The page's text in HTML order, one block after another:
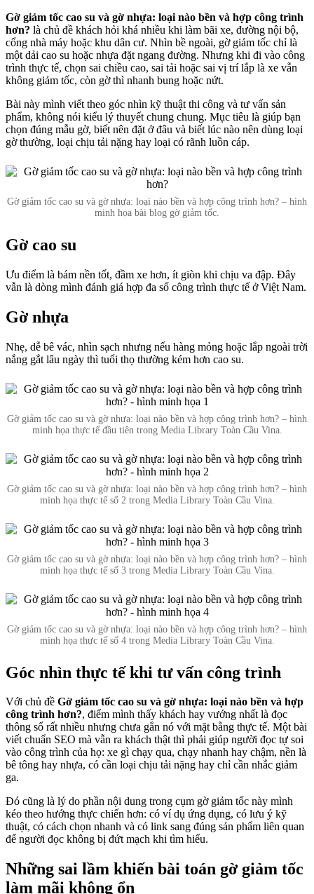
Gờ giảm tốc cao su và gờ nhựa: loại nào bền và hợp công trình
hơn? là chủ đề khách hỏi khá nhiều khi làm bãi xe, đường nội bộ,
cổng nhà máy hoặc khu dân cư. Nhìn bề ngoài, gờ giảm tốc chỉ là
một dải cao su hoặc nhựa đặt ngang đường. Nhưng khi đi vào công
trình thực tế, chọn sai chiều cao, sai tải hoặc sai vị trí lắp là xe vẫn
không giảm tốc, còn gờ thì nhanh bung hoặc nứt.
Bài này mình viết theo góc nhìn kỹ thuật thi công và tư vấn sản
phẩm, không nói kiểu lý thuyết chung chung. Mục tiêu là giúp bạn
chọn đúng mẫu gờ, biết nên đặt ở đâu và biết lúc nào nên dùng loại
gờ thường, loại chịu tải nặng hay loại có rãnh luồn cáp.
Gờ giảm tốc cao su và gờ nhựa: loại nào bền và hợp công trình hơn? – hình
minh họa bài blog gờ giảm tốc.
Gờ cao su
Ưu điểm là bám nền tốt, đầm xe hơn, ít giòn khi chịu va đập. Đây
vẫn là dòng mình đánh giá hợp đa số công trình thực tế ở Việt Nam.
Gờ nhựa
Nhẹ, dễ bê vác, nhìn sạch nhưng nếu hàng mỏng hoặc lắp ngoài trời
nắng gắt lâu ngày thì tuổi thọ thường kém hơn cao su.
Gờ giảm tốc cao su và gờ nhựa: loại nào bền và hợp công trình hơn? – hình
minh họa thực tế đầu tiên trong Media Library Toàn Cầu Vina.
Gờ giảm tốc cao su và gờ nhựa: loại nào bền và hợp công trình hơn? – hình
minh họa thực tế số 2 trong Media Library Toàn Cầu Vina.
Gờ giảm tốc cao su và gờ nhựa: loại nào bền và hợp công trình hơn? – hình
minh họa thực tế số 3 trong Media Library Toàn Cầu Vina.
Gờ giảm tốc cao su và gờ nhựa: loại nào bền và hợp công trình hơn? – hình
minh họa thực tế số 4 trong Media Library Toàn Cầu Vina.
Góc nhìn thực tế khi tư vấn công trình
Với chủ đề Gờ giảm tốc cao su và gờ nhựa: loại nào bền và hợp
công trình hơn?, điểm mình thấy khách hay vướng nhất là đọc
thông số rất nhiều nhưng chưa gắn nó với mặt bằng thực tế. Một bài
viết chuẩn SEO mà vẫn ra khách thật thì phải giúp người đọc tự soi
vào công trình của họ: xe gì chạy qua, chạy nhanh hay chậm, nền là
bê tông hay nhựa, có cần loại chịu tải nặng hay chỉ cần nhắc giảm
ga.
Đó cũng là lý do phần nội dung trong cụm gờ giảm tốc này mình
kéo theo hướng thực chiến hơn: có ví dụ ứng dụng, có lưu ý kỹ
thuật, có cách chọn nhanh và có link sang đúng sản phẩm liên quan
để người đọc không bị đứt mạch khi tìm hiểu.
Những sai lầm khiến bài toán gờ giảm tốc
làm mãi không ổn